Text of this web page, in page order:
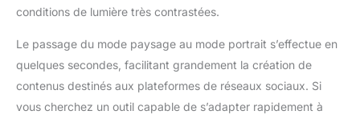
professionnel plus
écran tactile couleur
1,3", d’une molette
fluide, d’un joystick 4
directions et de
conditions de lumière très contrastées.
Le passage du mode paysage au mode portrait s’effectue en
quelques secondes, facilitant grandement la création de
contenus destinés aux plateformes de réseaux sociaux. Si
vous cherchez un outil capable de s’adapter rapidement à